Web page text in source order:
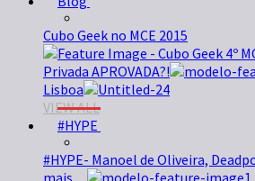
Cubo Geek no MCE 2015
Privada APROVADA?!
Lisboa
VIEW ALL
#HYPE
#HYPE- Manoel de Oliveira,
mais…